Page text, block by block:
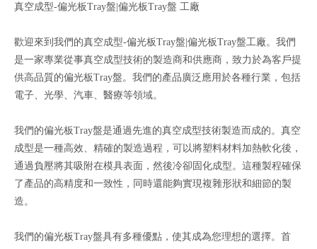
真空成型-偏光板Tray盤|偏光板Tray盤 工廠
歡迎來到我們的真空成型-偏光板Tray盤|偏光板Tray盤工廠。我們
是一家專業從事真空成型技術的製造商和供應商，致力於為客戶提
供高品質的偏光板Tray盤。我們的產品廣泛應用於各種行業，包括
電子、光學、汽車、醫療等領域。
我們的偏光板Tray盤是通過先進的真空成型技術製造而成的。真空
成型是一種高效、精確的製造過程，可以將塑料材料加熱軟化後，
通過負壓將其吸附在模具表面，然後冷卻固化成型。這種製程確保
了產品的高精度和一致性，同時還能夠實現複雜形狀和細節的製
造。
我們的偏光板Tray盤具有多種優點，使其成為您理想的選擇。首